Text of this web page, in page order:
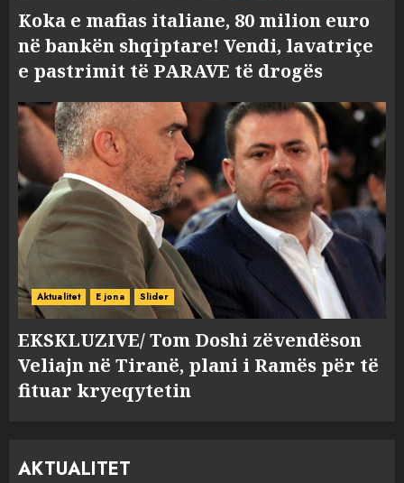
Koka e mafias italiane, 80 milion euro
në bankën shqiptare! Vendi, lavatriçe
e pastrimit të PARAVE të drogës
Aktualitet E jona Slider
EKSKLUZIVE/ Tom Doshi zëvendëson
Veliajn në Tiranë, plani i Ramës për të
fituar kryeqytetin
AKTUALITET